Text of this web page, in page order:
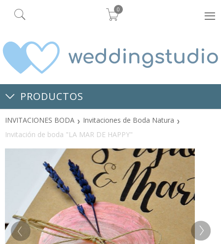
0
PRODUCTOS
INVITACIONES BODA
Invitaciones de Boda Natura
Invitación de boda "LA MAR DE HAPPY"